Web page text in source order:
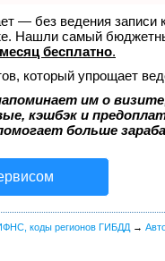
— без ведения
Нашли самый
бесплатно.
который упрощает
им о
кэшбэк и
больше
коды регионов ГИБДД →